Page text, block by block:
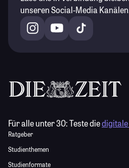
unseren Social-Media
Für alle unter 30:Teste diedigitale
Ratgeber
Studienthemen
Studienformate